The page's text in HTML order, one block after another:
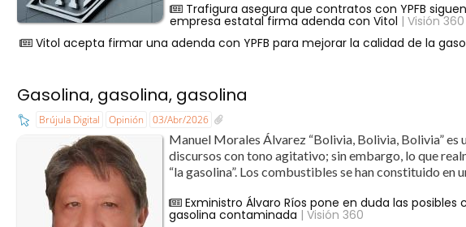
Trafigura asegura que contratos con YPFB
empresa estatal firma adenda con Vitol | Visión 360
Vitol acepta firmar una adenda con YPFB para mejorar la calidad de la
Gasolina, gasolina, gasolina
Brújula Digital Opinión 03/Abr/2026
Manuel Morales Álvarez ​“Bolivia, Bolivia, Bolivia” es
discursos con tono agitativo; sin embargo, lo que
“la gasolina”. ​Los combustibles se han constituido en
Exministro Álvaro Ríos pone en duda las
gasolina contaminada | Visión 360